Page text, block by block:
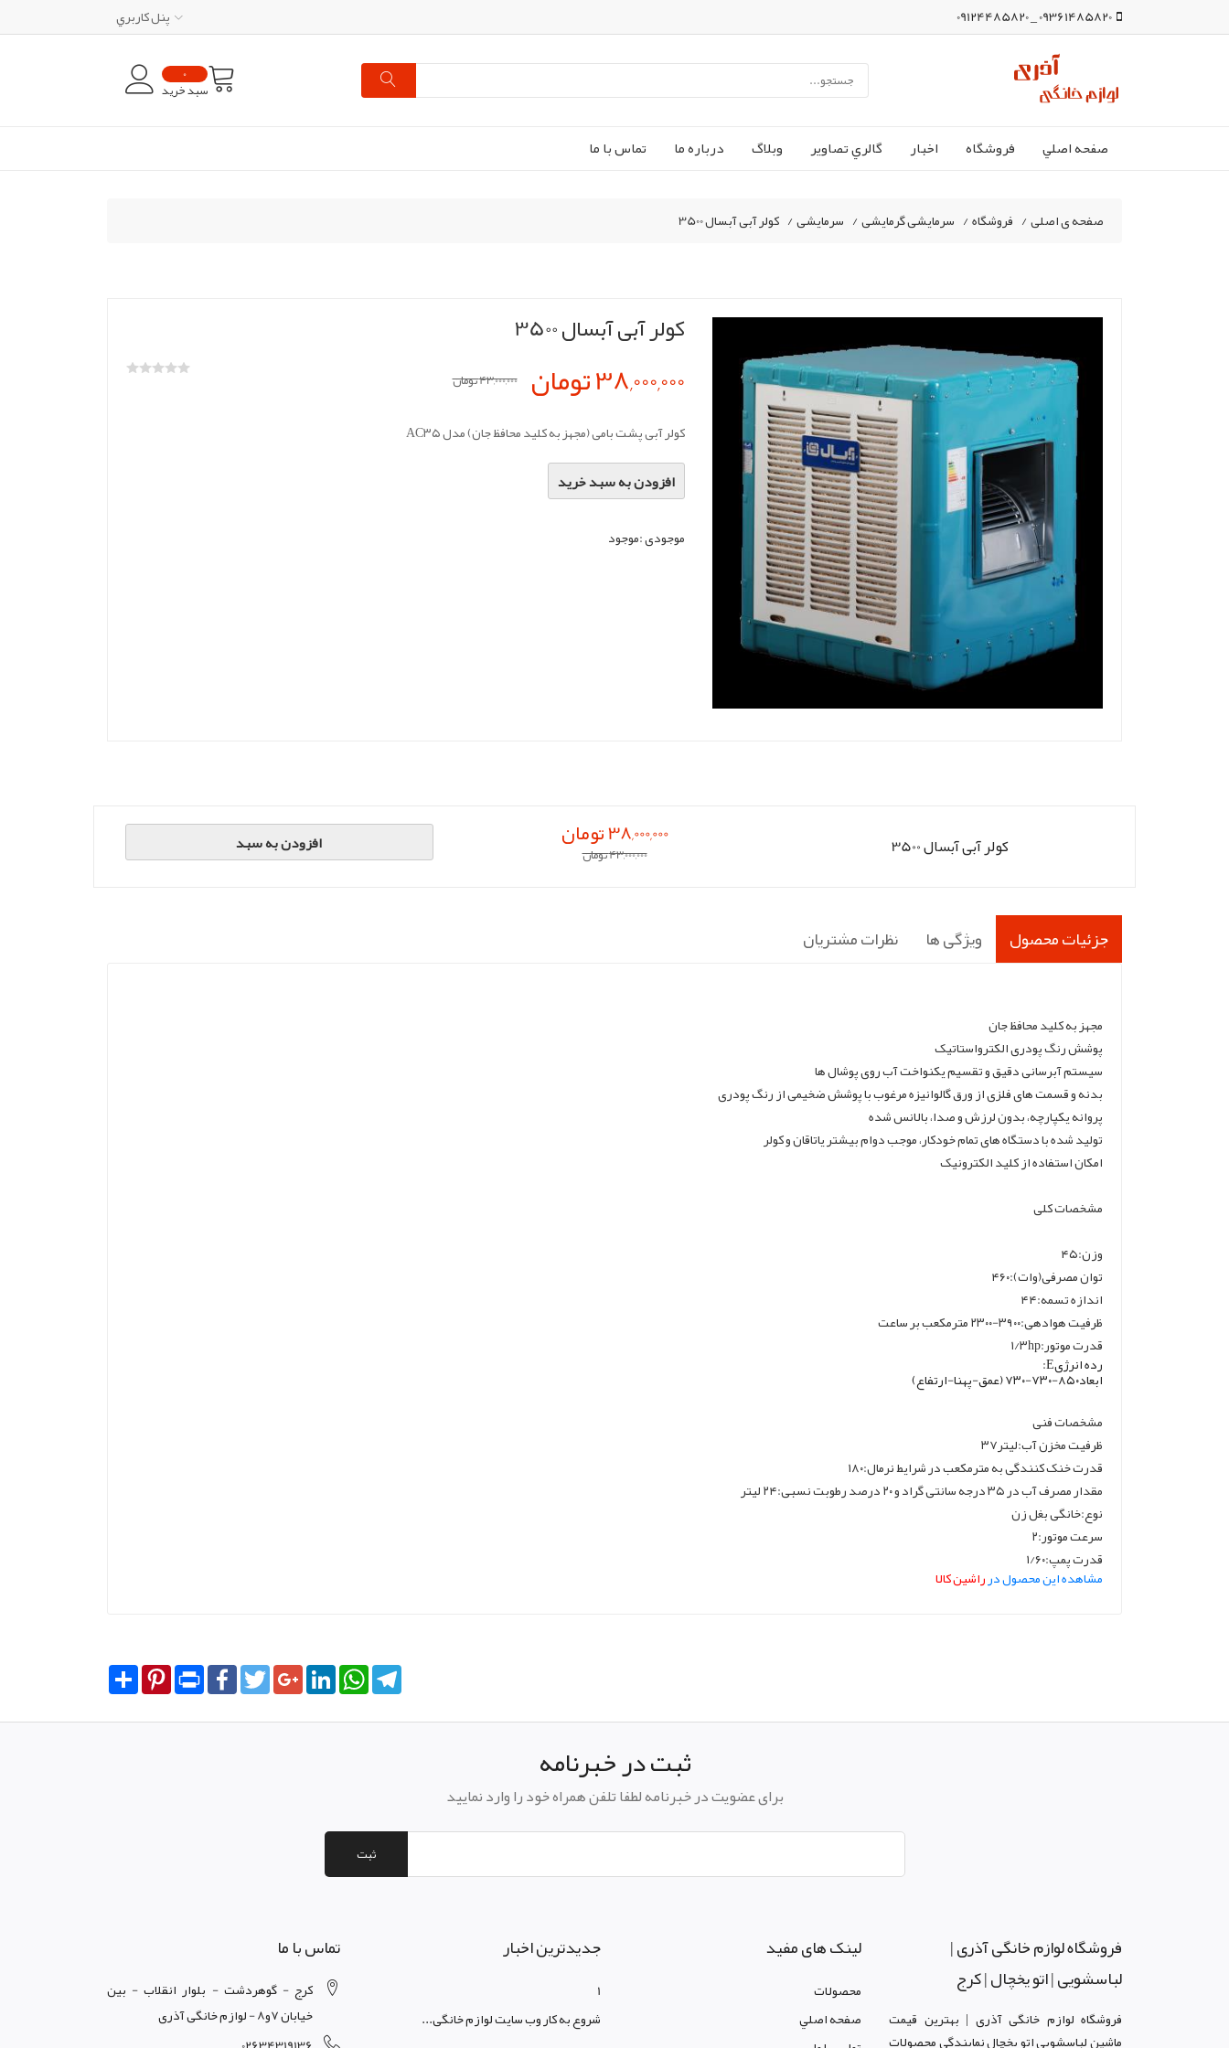
09361485820 _ 09124485820 پنل کاربري
0
سبد خرید
صفحه اصلي فروشگاه اخبار گالري تصاوير وبلاگ درباره ما تماس با ما
صفحه ی اصلی/ فروشگاه/ سرمایشی گرمایشی/ سرمایشی/ کولر آبی آبسال 3500
کولر آبی آبسال 3500
38,000,000 تومان 43,000,000 تومان
کولر آبی پشت بامی (مجهز به کلید محافظ جان) مدل AC۳۵
افزودن به سبد خرید
موجودی :موجود
کولر آبی آبسال 3500 38,000,000 تومان
43,000,000 تومان افزودن به سبد
جزئیات محصول ویژگی ها نظرات مشتریان
مجهز به کلید محافظ جان
پوشش رنگ پودری الکترواستاتیک
سیستم آبرسانی دقیق و تقسیم یکنواخت آب روی پوشال ها
بدنه و قسمت های فلزی از ورق گالوانیزه مرغوب با پوشش ضخیمی از رنگ پودری
پروانه یکپارچه، بدون لرزش و صدا، بالانس شده
تولید شده با دستگاه های تمام خودکار، موجب دوام بیشتر یاتاقان و کولر
امکان استفاده از کلید الکترونیک
مشخصات کلی
وزن:۴۵
توان مصرفی(وات):۴۶۰
اندازه تسمه:۴۴
ظرفیت هوادهی:۳۹۰۰-۲۳۰۰ مترمکعب بر ساعت
قدرت موتور:۱/۳hp
رده انرژیE:
ابعاد۸۵۰-۷۳۰-۷۳۰ (عمق-پهنا-ارتفاع)
مشخصات فنی
ظرفیت مخزن آب:لیتر۳۷
قدرت خنک کنندگی به مترمکعب در شرایط نرمال:۱۸۰
مقدار مصرف آب در ۳۵ درجه سانتی گراد و ۲۰ درصد رطوبت نسبی:۲۴ لیتر
نوع:خانگی بغل زن
سرعت موتور:۲
قدرت پمپ:۱/۶۰
مشاهده این محصول درراشین کالا
Share PinterestPrint FacebookTwitterGoogle+LinkedInWhatsApp
ثبت در خبرنامه
برای عضویت در خبرنامه لطفا تلفن همراه خود را وارد نمایید
ثبت
فروشگاه لوازم خانگی آذری |
لباسشویی | اتو یخچال | کرج
فروشگاه لوازم خانگی آذری | بهترین قیمت
ماشین لباسشویی اتو یخچال نمایندگی محصولات
لینک های مفید
محصولات
صفحه اصلي
جدیدترین اخبار
1
شروع به کار وب سایت لوازم خانگی...
تماس با ما
کرج - گوهردشت - بلوار انقلاب - بین
خیابان 7و8 - لوازم خانگی آذری